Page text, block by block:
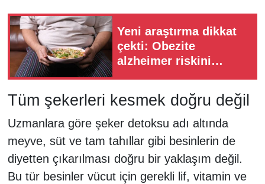
Yeni araştırma dikkat
çekti: Obezite
alzheimer riskini
Tüm şekerleri kesmek doğru değil
Uzmanlara göre şeker detoksu adı altında
meyve, süt ve tam tahıllar gibi besinlerin de
diyetten çıkarılması doğru bir yaklaşım değil.
Bu tür besinler vücut için gerekli lif, vitamin ve